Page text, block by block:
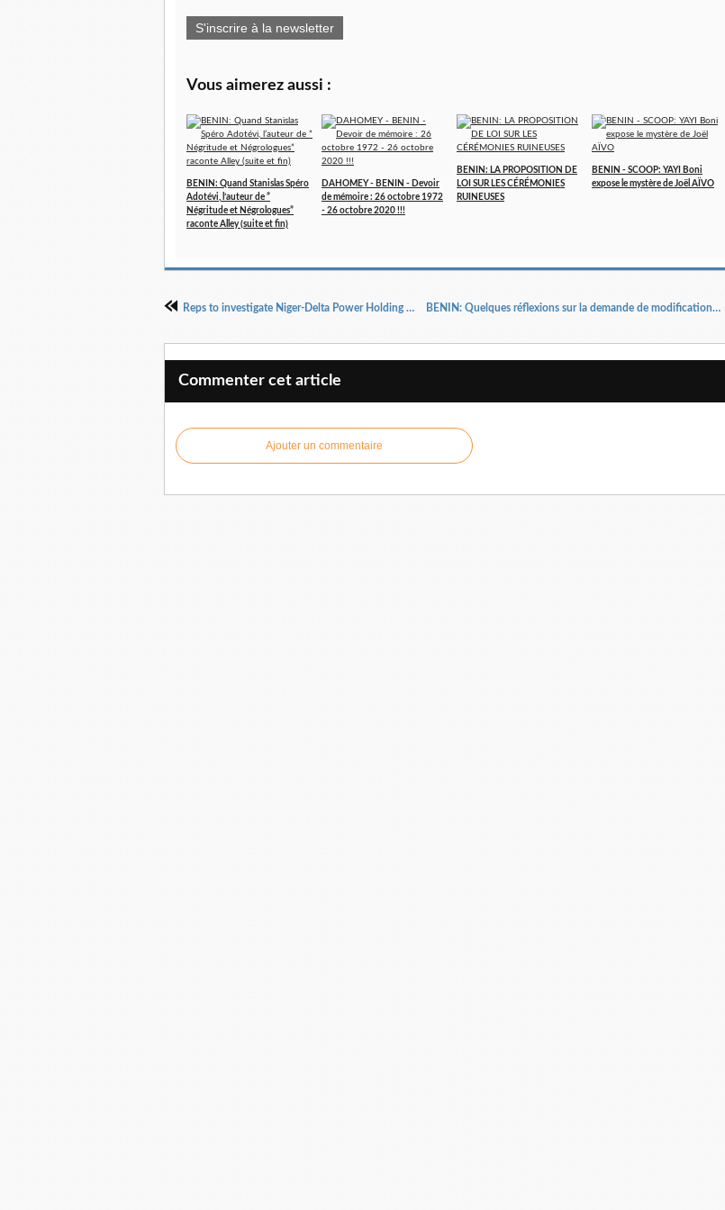
S'inscrire à la newsletter
Vous aimerez aussi :
BENIN: Quand Stanislas Spéro
Adotévi, l’auteur de ”
Négritude et Négrologues”
raconte Alley (suite et fin)
DAHOMEY - BENIN - Devoir
de mémoire : 26 octobre 1972
- 26 octobre 2020 !!!
BENIN: LA PROPOSITION DE
LOI SUR LES CÉRÉMONIES
RUINEUSES
BENIN - SCOOP: YAYI Boni
expose le mystère de Joël AÏVO
Reps to investigate Niger-Delta Power Holding Company over awarding of contracts BENIN: Quelques réflexions sur la demande de modification du système de parrainage par les opposants !!!
Commenter cet article
Ajouter un commentaire